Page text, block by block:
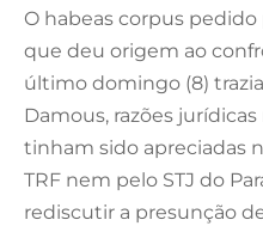
O habeas corpus
que deu origem ao
último domingo (8)
Damous, razões
tinham sido apreciadas
TRF nem pelo STJ do
rediscutir a presunção